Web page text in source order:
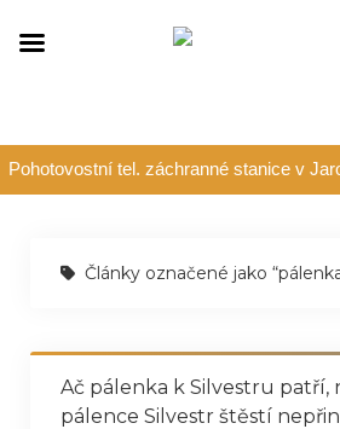
Pohotovostní tel. záchranné stanice v
Články označené jako
Ač pálenka k Silvestru patří,
pálence Silvestr štěstí